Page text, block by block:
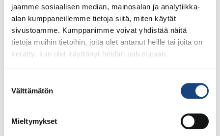
jaamme sosiaalisen median, mainosalan ja analytiikka-
alan kumppaneillemme tietoja siitä, miten käytät
sivustoamme. Kumppanimme voivat yhdistää näitä
tietoja muihin tietoihin, joita olet antanut heille tai joita on
kerätty, kun olet käyttänyt heidän palvelujaan.
valinta
Välttämätön
Mieltymykset
Tikkurilan Judokat on vuodesta 1992 lähtien ollut
Sinettiseura ja vuodesta 2018 lähtien lasten ja nuorten
Tähtiseura. Samurai Cupissa Lempäälän Ideaparkin Bläk
Ensimmäisenä myönnettiin vuonna 2020 Oulun
ja seurakehityspäällikkö Katri Forssell ja puheenjohtaja
Esa Niemi. Merkin vastaanottivat seuran